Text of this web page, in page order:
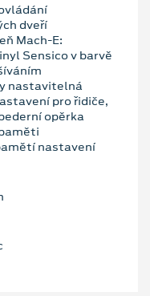
dveří
Mach-E:
Sensico v barvě
nastavitelná
pro řidiče,
opěrka
nastavení